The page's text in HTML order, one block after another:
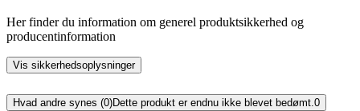
Her finder du information om generel produktsikkerhed og
producentinformation
Vis sikkerhedsoplysninger
Hvad andre synes (0)Dette produkt er endnu ikke blevet bedømt. 0